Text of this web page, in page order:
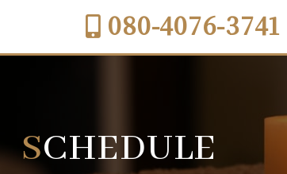
080-4076-3741
SCHEDULE